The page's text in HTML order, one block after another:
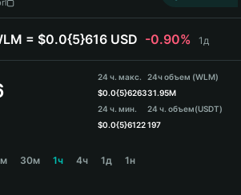
= $0.0{5}616 USD -0.90% 1д
24 ч. макс.
$0.0{5}6263
24 ч. мин.
$0.0{5}6122
24ч объем (WLM)
31.95M
24 ч. объем(USDT)
197
30м 1ч 4ч 1д 1н